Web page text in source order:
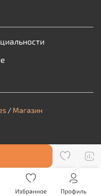
/ Магазин
Избранное Профиль